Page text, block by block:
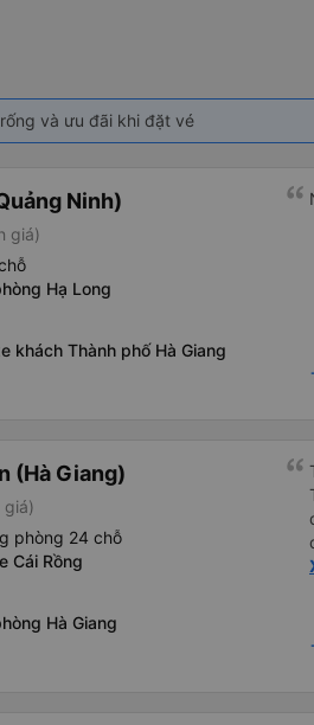
và ưu đãi khi đặt vé
Ninh)
giá)
Hạ Long
khách Thành phố Hà Giang
(Hà Giang)
giá)
phòng 24 chỗ
Cái Rồng
Hà Giang